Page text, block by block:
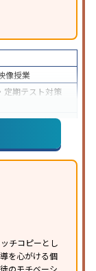
像授業
定期テスト対策
オンライン対応
講可
ート調査方法を参
チコピーとし
を心がける個